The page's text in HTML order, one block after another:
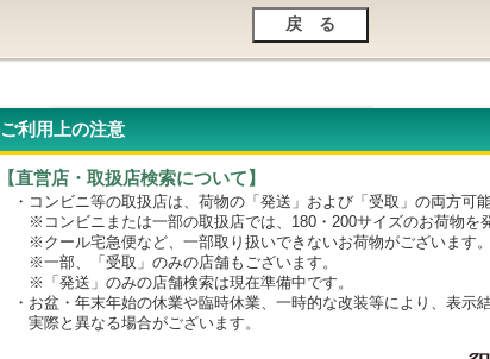
ご利用上の注意
【直営店・取扱店検索について】
・コンビニ等の取扱店は、荷物の「発送」および「受取」の両方可
※コンビニまたは一部の取扱店では、180・200サイズのお荷物を発
※クール宅急便など、一部取り扱いできないお荷物がございます。
※一部、「受取」のみの店舗もございます。
※「発送」のみの店舗検索は現在準備中です。
・お盆・年末年始の休業や臨時休業、一時的な改装等により、表示
実際と異なる場合がございます。